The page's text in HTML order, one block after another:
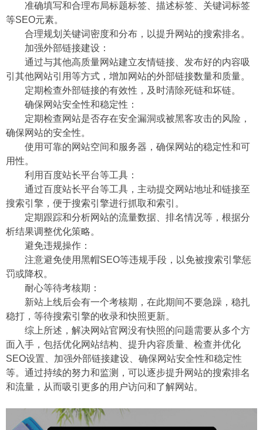
准确填写和合理布局标题标签、描述标签、关键词标签
等SEO元素。
合理规划关键词密度和分布，以提升网站的搜索排名。
加强外部链接建设：
通过与其他高质量网站建立友情链接、发布好的内容吸
引其他网站引用等方式，增加网站的外部链接数量和质量。
定期检查外部链接的有效性，及时清除死链和坏链。
确保网站安全性和稳定性：
定期检查网站是否存在安全漏洞或被黑客攻击的风险，
确保网站的安全性。
使用可靠的网站空间和服务器，确保网站的稳定性和可
用性。
利用百度站长平台等工具：
通过百度站长平台等工具，主动提交网站地址和链接至
搜索引擎，便于搜索引擎进行抓取和索引。
定期跟踪和分析网站的流量数据、排名情况等，根据分
析结果调整优化策略。
避免违规操作：
注意避免使用黑帽SEO等违规手段，以免被搜索引擎惩
罚或降权。
耐心等待考核期：
新站上线后会有一个考核期，在此期间不要急躁，稳扎
稳打，等待搜索引擎的收录和快照更新。
综上所述，解决网站官网没有快照的问题需要从多个方
面入手，包括优化网站结构、提升内容质量、检查并优化
SEO设置、加强外部链接建设、确保网站安全性和稳定性
等。通过持续的努力和监测，可以逐步提升网站的搜索排名
和流量，从而吸引更多的用户访问和了解网站。